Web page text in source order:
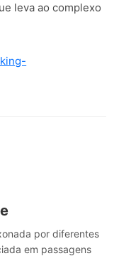
leva ao complexo
por diferentes
em passagens